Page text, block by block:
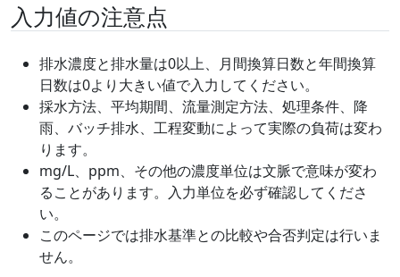
入力値の注意点
排水濃度と排水量は0以上、月間換算日数と年間換算
日数は0より大きい値で入力してください。
採水方法、平均期間、流量測定方法、処理条件、降
雨、バッチ排水、工程変動によって実際の負荷は変わ
ります。
mg/L、ppm、その他の濃度単位は文脈で意味が変わ
ることがあります。入力単位を必ず確認してくださ
い。
このページでは排水基準との比較や合否判定は行いま
せん。